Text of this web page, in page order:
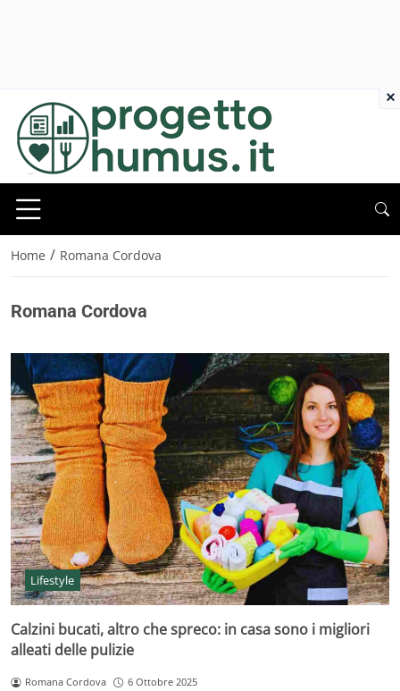
Home / Romana Cordova
Romana Cordova
Lifestyle
Calzini bucati, altro che spreco: in casa sono i migliori
alleati delle pulizie
Romana Cordova 6 Ottobre 2025
×